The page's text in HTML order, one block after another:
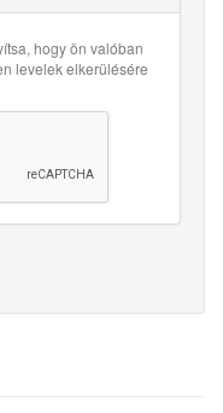
hogy ön valóban
levelek elkerülésére